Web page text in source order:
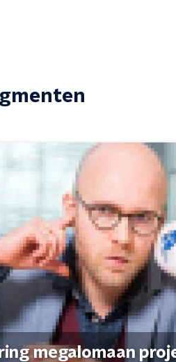
megalomaan